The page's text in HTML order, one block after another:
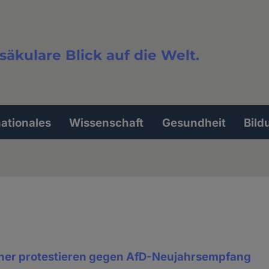
Blick auf die Welt.
Wissenschaft Gesundheit
protestieren gegen AfD-Neujahrsempfang